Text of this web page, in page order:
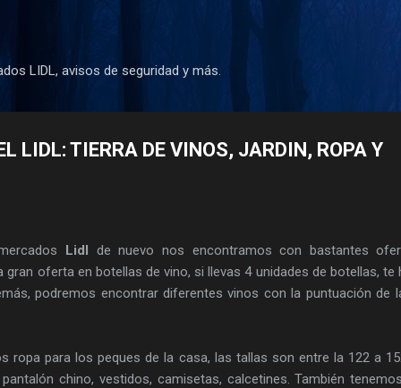
LIDL, avisos de seguridad y más.
LIDL: TIERRA DE VINOS, JARDIN, ROPA Y
Lidl de nuevo nos encontramos con bastantes
oferta en botellas de vino, si llevas 4 unidades de botellas, te
podremos encontrar diferentes vinos con la puntuación de
ropa para los peques de la casa, las tallas son entre la 122 a
chino, vestidos, camisetas, calcetines. También